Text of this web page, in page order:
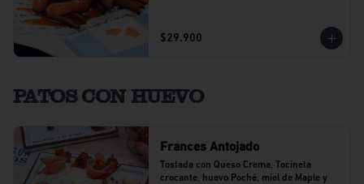
$29.900
PATOS CON HUEVO
Frances Antojado
Tostada con Queso Crema, Tocineta
crocante, huevo Poché, miel de Maple y